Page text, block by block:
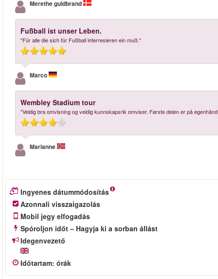
Merethe guldbrand
Fußball ist unser Leben.
"Für alle die sich für Fußball interresieren ein muß."
Marco
Wembley Stadium tour
"Veldig bra omvisning og veldig kunnskapsrik omviser. Første delen er på
Marianne
Ingyenes dátummódosítás
Azonnali visszaigazolás
Mobil jegy elfogadás
Spóroljon időt – Hagyja ki a sorban állást
Idegenvezető
Időtartam: órák